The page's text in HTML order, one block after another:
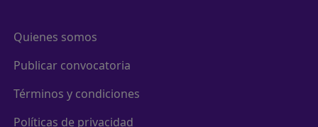
Quienes somos
Publicar convocatoria
Términos y condiciones
Políticas de privacidad